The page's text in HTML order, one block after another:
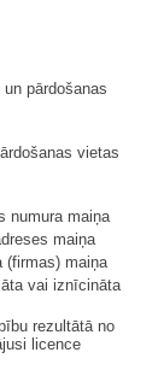
pārdošanas
vietas
numura maiņa
maiņa
(firmas) maiņa
vai iznīcināta
rezultātā no
licence